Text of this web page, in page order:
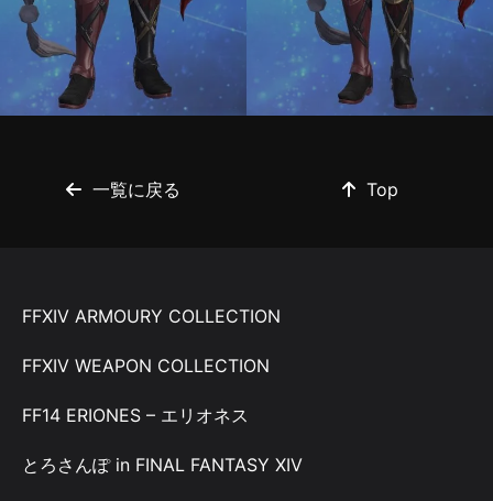
一覧に戻る Top
FFXIV ARMOURY COLLECTION
FFXIV WEAPON COLLECTION
FF14 ERIONES – エリオネス
とろさんぽ in FINAL FANTASY XIV